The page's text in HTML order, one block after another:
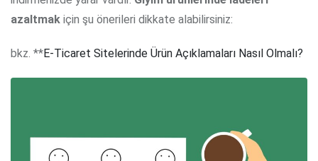
azaltmak için şu önerileri dikkate alabilirsiniz:
bkz. **E-Ticaret Sitelerinde Ürün Açıklamaları Nasıl Olmalı?